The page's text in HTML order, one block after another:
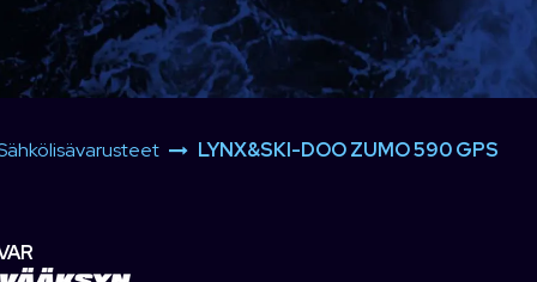
LYNX&SKI-DOO ZUMO 590 GPS